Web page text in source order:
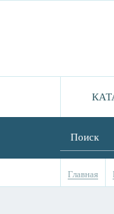
Поиск
Главная